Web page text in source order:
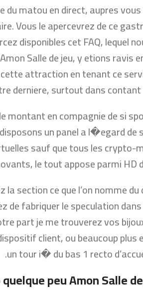
du matou en direct, aupres
Vous le apercevrez de ce
disponibles cet FAQ, lequel
Salle de jeu, y etions ravis
attraction en tenant ce
derniere, surtout dans
montant en compagnie de si
un panel a l�egard
sauf que tous les
le tout appose parmi
section ce que l’on nomme
de fabriquer le speculation
part je me trouverez vos
client, ou beaucoup plus
un tour i� du bas 1 recto
peu Amon Salle